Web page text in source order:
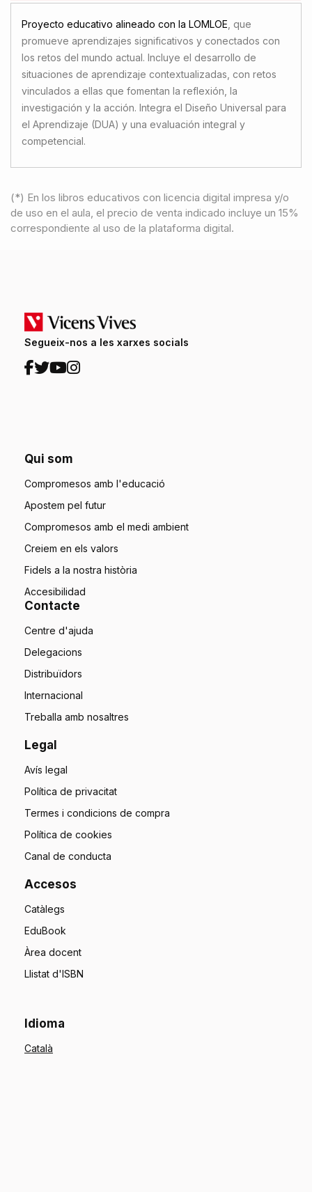
Proyecto educativo alineado con la LOMLOE , que
promueve aprendizajes significativos y conectados con
los retos del mundo actual. Incluye el desarrollo de
situaciones de aprendizaje contextualizadas, con retos
vinculados a ellas que fomentan la reflexión, la
investigación y la acción. Integra el Diseño Universal para
el Aprendizaje (DUA) y una evaluación integral y
competencial.
(*) En los libros educativos con licencia digital impresa y/o
de uso en el aula, el precio de venta indicado incluye un 15%
correspondiente al uso de la plataforma digital.
Segueix-nos a les xarxes socials
Qui som
Compromesos amb l'educació
Apostem pel futur
Compromesos amb el medi ambient
Creiem en els valors
Fidels a la nostra història
Accesibilidad
Contacte
Centre d'ajuda
Delegacions
Distribuïdors
Internacional
Treballa amb nosaltres
Legal
Avís legal
Política de privacitat
Termes i condicions de compra
Política de cookies
Canal de conducta
Accesos
Catàlegs
EduBook
Àrea docent
Llistat d'ISBN
Idioma